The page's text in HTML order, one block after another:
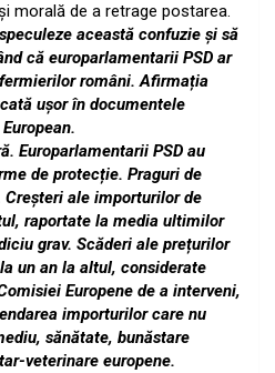
morală de a retrage postarea.
această confuzie și să
că europarlamentarii PSD ar
români. Afirmația
ușor în documentele
Europarlamentarii PSD au
de protecție. Praguri de
ale importurilor de
raportate la media ultimilor
grav. Scăderi ale prețurilor
un an la altul, considerate
Europene de a interveni,
importurilor care nu
sănătate, bunăstare
veterinare europene.